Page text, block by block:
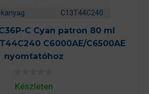
C13T44C240
C Cyan patron 80 ml
C6000AE/C6500AE
nyomtatóhoz
0
aKészleten